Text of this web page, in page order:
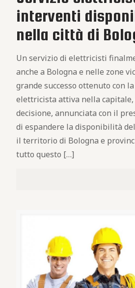
interventi
nella città di
Un servizio di elettricisti
anche a Bologna e nelle zone
grande successo ottenuto con
elettricista attiva nella capitale,
decisione, annunciata con il
di espandere la disponibilità
il territorio di Bologna e
tutto questo […]